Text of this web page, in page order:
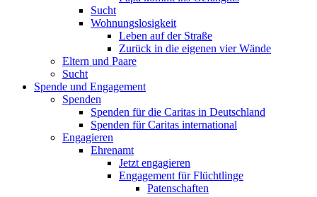
Sucht
Wohnungslosigkeit
Leben auf der Straße
Zurück in die eigenen vier Wände
Eltern und Paare
Sucht
Spende und Engagement
Spenden
Spenden für die Caritas in Deutschland
Spenden für Caritas international
Engagieren
Ehrenamt
Jetzt engagieren
Engagement für Flüchtlinge
Patenschaften